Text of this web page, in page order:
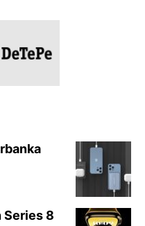
Series 8